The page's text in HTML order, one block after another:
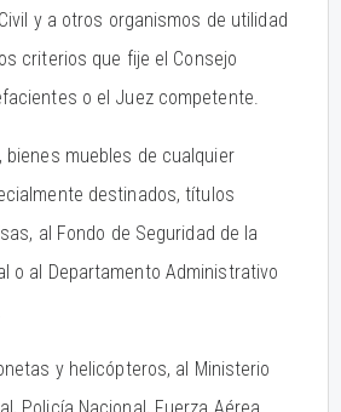
y a otros organismos de utilidad
criterios que fije el Consejo
o el Juez competente.
bienes muebles de cualquier
destinados, títulos
al Fondo de Seguridad de la
o al Departamento Administrativo
y helicópteros, al Ministerio